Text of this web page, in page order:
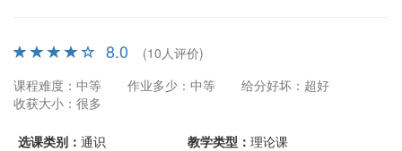
8.0
(10人评价)
课程难度：中等
作业多少：中等
给分好坏：超好
收获大小：很多
选课类别： 通识 教学类型： 理论课